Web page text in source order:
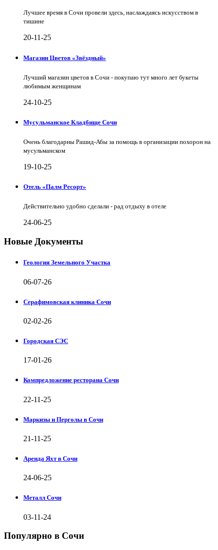
Лучшее время в Сочи провели здесь, наслаждаясь искусством в
тишине
20-11-25
Магазин Цветов «Звёздный»
Лучший магазин цветов в Сочи - покупаю тут много лет букеты
любимым женщинам
24-10-25
Мусульманское Кладбище Сочи
Очень благодарны Рашид-Абы за помощь в организации похорон на
мусульманском
19-10-25
Отель «Палм Ресорт»
Действительно удобно сделали - рад отдыху в отеле
24-06-25
Новые Документы
Геология Земельного Участка
06-07-26
Серафимовская клиника Сочи
02-02-26
Городская СЭС
17-01-26
Компредложение ресторана Сочи
22-11-25
Маркизы и Перголы в Сочи
21-11-25
Аренда Яхт в Сочи
24-06-25
Металл Сочи
03-11-24
Популярно в Сочи